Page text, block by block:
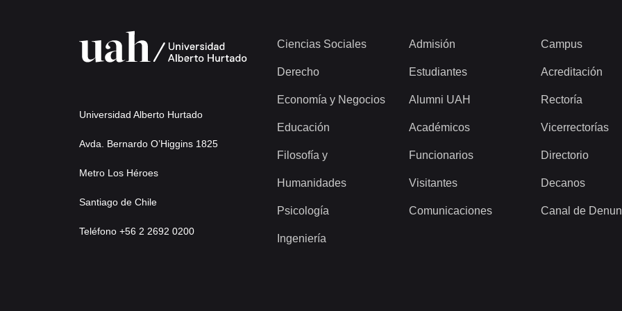
Universidad Alberto Hurtado
Avda. Bernardo O’Higgins 1825
Metro Los Héroes
Santiago de Chile
Teléfono +56 2 2692 0200
Ciencias Sociales
Derecho
Economía y Negocios
Educación
Filosofía y
Humanidades
Psicología
Ingeniería
Admisión
Estudiantes
Alumni UAH
Académicos
Funcionarios
Visitantes
Comunicaciones
Campus
Acreditación
Rectoría
Vicerrectorías
Directorio
Decanos
Canal de